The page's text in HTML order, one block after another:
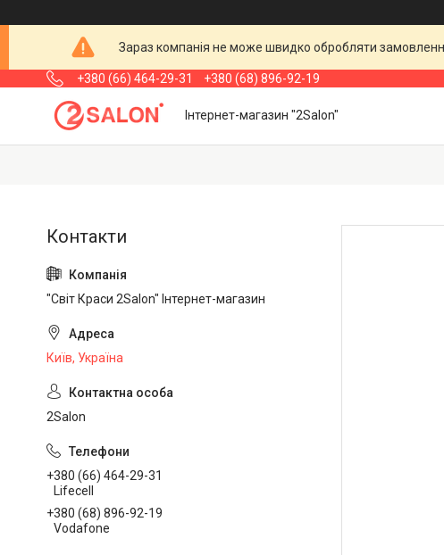
Зараз компанія не може швидко обробляти
+380 (66) 464-29-31 +380 (68) 896-92-19
Інтернет-магазин "2Salon"
"Світ Краси 2Salon" Інтернет-магазин
Київ, Україна
2Salon
+380 (66) 464-29-31
Lifecell
+380 (68) 896-92-19
Vodafone